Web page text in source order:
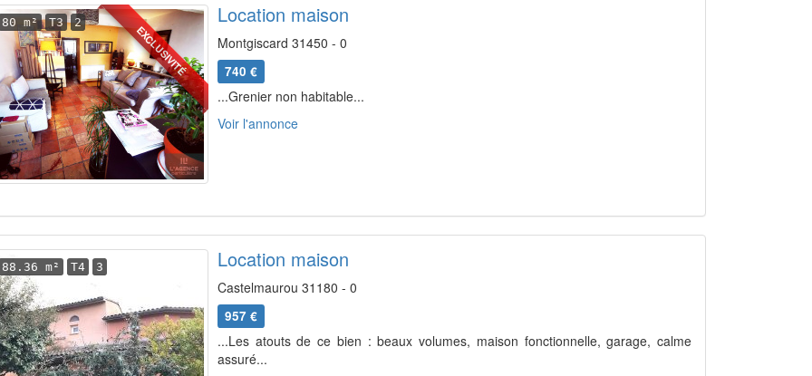
EXCLUSIVITÉ
80 m² T3 2 Location maison
Montgiscard 31450 - 0
740 €
...Grenier non habitable...
Voir l'annonce
88.36 m² T4 3 Location maison
Castelmaurou 31180 - 0
957 €
...Les atouts de ce bien : beaux volumes, maison fonctionnelle, garage, calme
assuré...